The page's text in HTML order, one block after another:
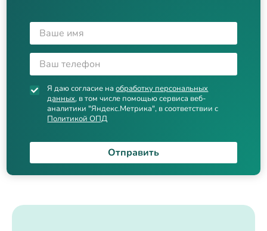
Я даю согласие наобработку персональных
данных, в том числе помощью сервиса веб-
аналитики "Яндекс.Метрика", в соответствии с
Политикой ОПД
Отправить